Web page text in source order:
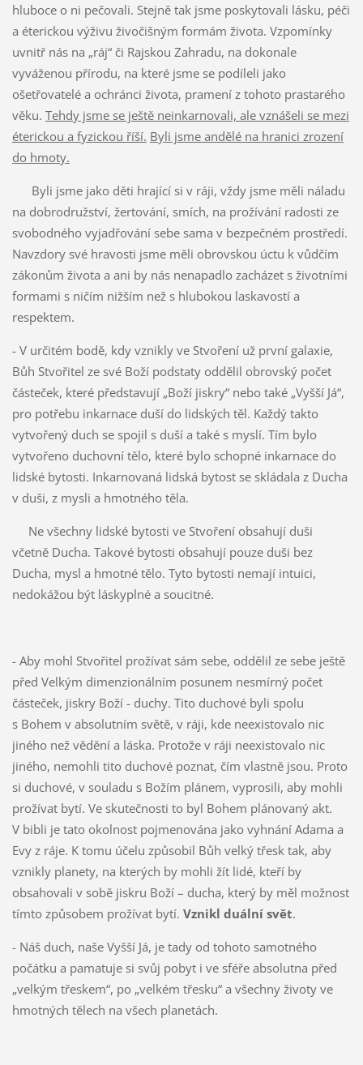
hluboce o ni pečovali. Stejně tak jsme poskytovali lásku, péči
a éterickou výživu živočišným formám života. Vzpomínky
uvnitř nás na „ráj“ či Rajskou Zahradu, na dokonale
vyváženou přírodu, na které jsme se podíleli jako
ošetřovatelé a ochránci života, pramení z tohoto prastarého
věku. Tehdy jsme se ještě neinkarnovali, ale vznášeli se mezi
éterickou a fyzickou říší. Byli jsme andělé na hranici zrození
do hmoty.
Byli jsme jako děti hrající si v ráji, vždy jsme měli náladu
na dobrodružství, žertování, smích, na prožívání radosti ze
svobodného vyjadřování sebe sama v bezpečném prostředí.
Navzdory své hravosti jsme měli obrovskou úctu k vůdčím
zákonům života a ani by nás nenapadlo zacházet s životními
formami s ničím nižším než s hlubokou laskavostí a
respektem.
- V určitém bodě, kdy vznikly ve Stvoření už první galaxie,
Bůh Stvořitel ze své Boží podstaty oddělil obrovský počet
částeček, které představují „Boží jiskry“ nebo také „Vyšší Já“,
pro potřebu inkarnace duší do lidských těl. Každý takto
vytvořený duch se spojil s duší a také s myslí. Tím bylo
vytvořeno duchovní tělo, které bylo schopné inkarnace do
lidské bytosti. Inkarnovaná lidská bytost se skládala z Ducha
v duši, z mysli a hmotného těla.
Ne všechny lidské bytosti ve Stvoření obsahují duši
včetně Ducha. Takové bytosti obsahují pouze duši bez
Ducha, mysl a hmotné tělo. Tyto bytosti nemají intuici,
nedokážou být láskyplné a soucitné.
- Aby mohl Stvořitel prožívat sám sebe, oddělil ze sebe ještě
před Velkým dimenzionálním posunem nesmírný počet
částeček, jiskry Boží - duchy. Tito duchové byli spolu
s Bohem v absolutním světě, v ráji, kde neexistovalo nic
jiného než vědění a láska. Protože v ráji neexistovalo nic
jiného, nemohli tito duchové poznat, čím vlastně jsou. Proto
si duchové, v souladu s Božím plánem, vyprosili, aby mohli
prožívat bytí. Ve skutečnosti to byl Bohem plánovaný akt.
V bibli je tato okolnost pojmenována jako vyhnání Adama a
Evy z ráje. K tomu účelu způsobil Bůh velký třesk tak, aby
vznikly planety, na kterých by mohli žít lidé, kteří by
obsahovali v sobě jiskru Boží – ducha, který by měl možnost
tímto způsobem prožívat bytí. Vznikl duální svět.
- Náš duch, naše Vyšší Já, je tady od tohoto samotného
počátku a pamatuje si svůj pobyt i ve sféře absolutna před
„velkým třeskem“, po „velkém třesku“ a všechny životy ve
hmotných tělech na všech planetách.